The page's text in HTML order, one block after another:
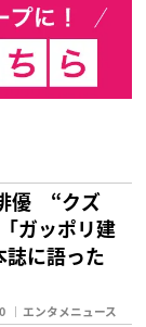
優 “クズ
ガッポリ建
に語った
エンタメニュース